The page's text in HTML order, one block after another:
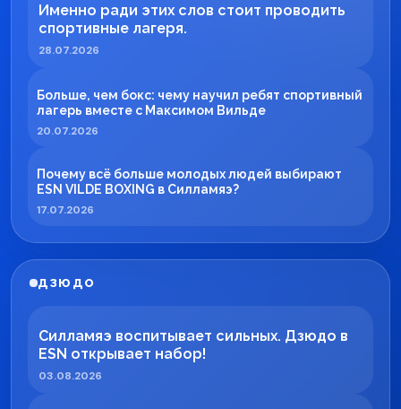
Именно ради этих слов стоит проводить
спортивные лагеря.
28.07.2026
Больше, чем бокс: чему научил ребят спортивный
лагерь вместе с Максимом Вильде
20.07.2026
Почему всё больше молодых людей выбирают
ESN VILDE BOXING в Силламяэ?
17.07.2026
ДЗЮДО
Силламяэ воспитывает сильных. Дзюдо в
ESN открывает набор!
03.08.2026